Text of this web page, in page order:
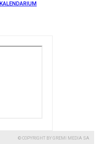
KALENDARIUM
© COPYRIGHT BY GREMI MEDIA SA